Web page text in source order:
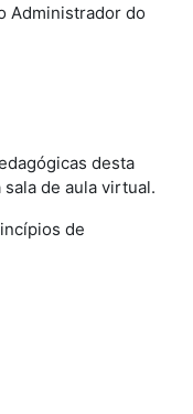
Administrador do
desta
de aula virtual.
de